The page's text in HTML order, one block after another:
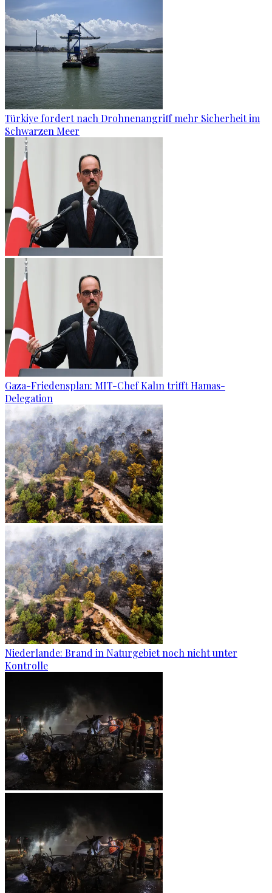
Türkiye fordert nach Drohnenangriff mehr Sicherheit im
Schwarzen Meer
Gaza-Friedensplan: MIT-Chef Kalın trifft Hamas-
Delegation
Niederlande: Brand in Naturgebiet noch nicht unter
Kontrolle